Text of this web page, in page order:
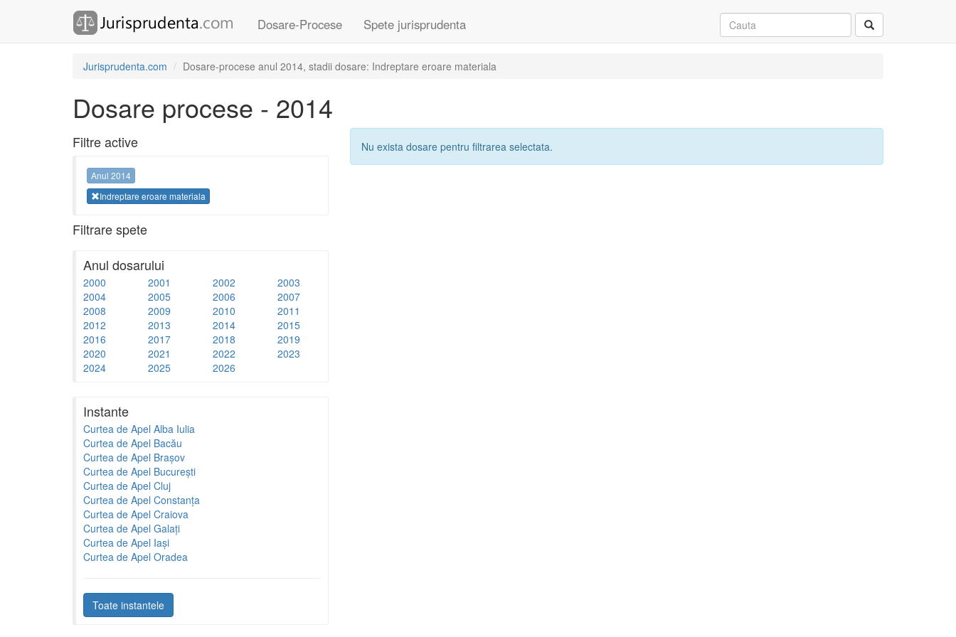
Dosare-Procese Spete jurisprudenta
Jurisprudenta.com Dosare-procese anul 2014, stadii dosare: Indreptare eroare materiala
Dosare procese - 2014
Filtre active
Anul 2014
Indreptare eroare materiala
Filtrare spete
Anul dosarului
2000 2001 2002
2003
2004
2005 2006
2007
2008
2009 2010
2011
2012
2013 2014
2015
2016
2017 2018
2019
2020
2021 2022
2023
2024
2025 2026
Instante
Curtea de Apel Alba Iulia
Curtea de Apel Bacău
Curtea de Apel Brașov
Curtea de Apel București
Curtea de Apel Cluj
Curtea de Apel Constanța
Curtea de Apel Craiova
Curtea de Apel Galați
Curtea de Apel Iași
Curtea de Apel Oradea
Toate instantele
Nu exista dosare pentru filtrarea selectata.